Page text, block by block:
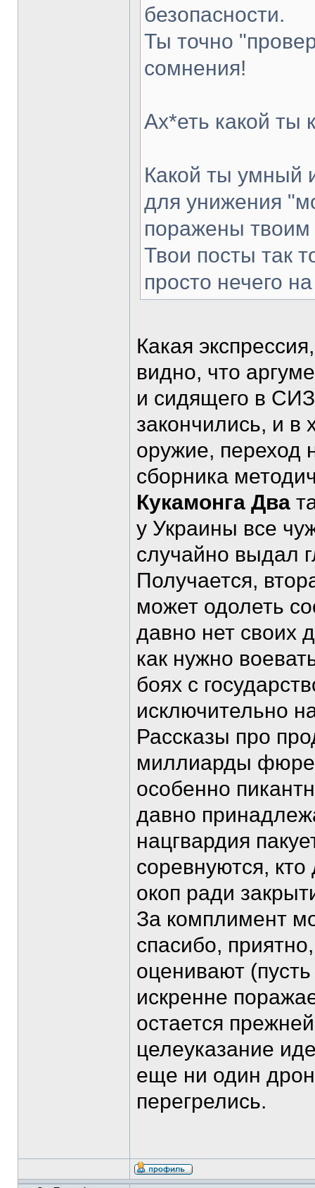
безопасности.
Ты точно
сомнения!
Ах*еть какой ты
Какой ты умный
для унижения
поражены твоим
Твои посты так
просто нечего
Какая
видно, что
и сидящего в
закончились, и
оружие, переход
сборника
Кукамонга Два
у Украины все
случайно выдал
Получается,
может одолеть
давно нет своих
как нужно
боях с
исключительно
Рассказы про
миллиарды
особенно
давно
нацгвардия
соревнуются,
окоп ради
За комплимент
спасибо,
оценивают
искренне
остается
целеуказание
еще ни один
перегрелись.